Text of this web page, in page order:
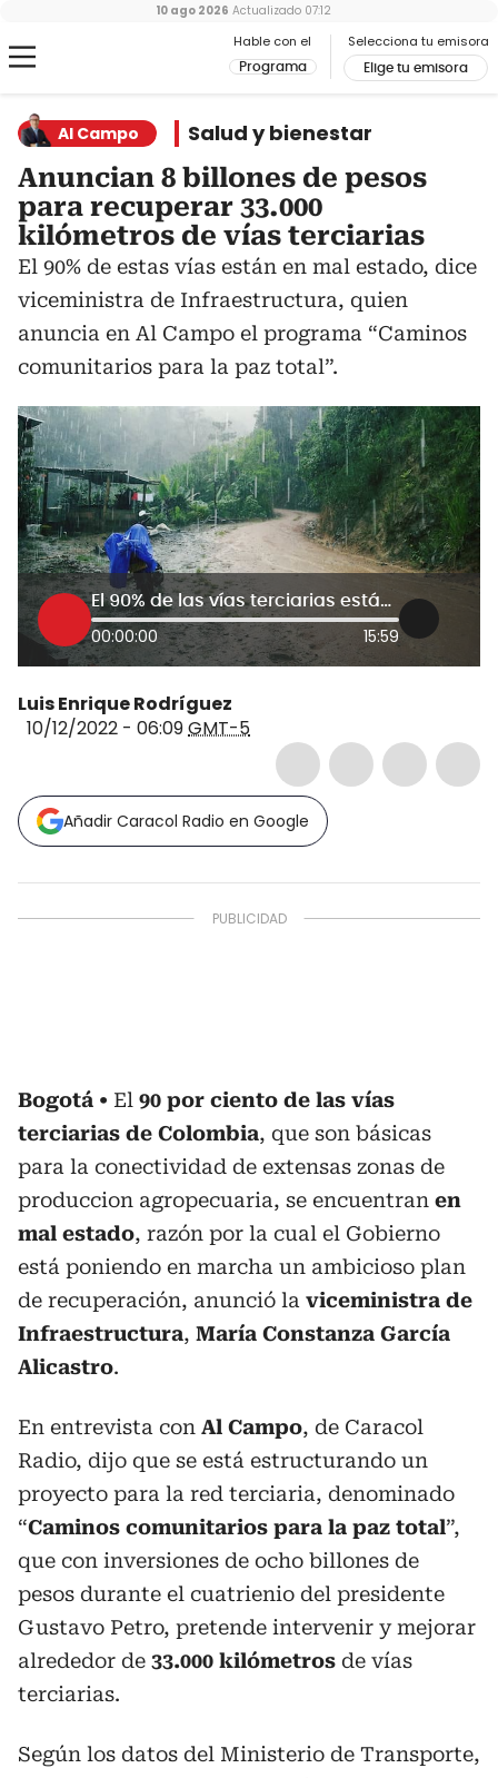
Hable con el
Programa
Selecciona tu emisora
Elige tu emisora
10 ago 2026 Actualizado 07:12
Al Campo Salud y bienestar
Anuncian 8 billones de pesos
para recuperar 33.000
kilómetros de vías terciarias
El 90% de estas vías están en mal estado, dice
viceministra de Infraestructura, quien
anuncia en Al Campo el programa “Caminos
comunitarios para la paz total”.
El 90% de las vías terciarias están en mal estado. Gobierno anuncia millonarios recursos
00:00:00 15:59
Luis Enrique Rodríguez
10/12/2022 - 06:09GMT-5
Añadir Caracol Radio en Google
Bogotá El 90 por ciento de las vías
terciarias de Colombia, que son básicas
para la conectividad de extensas zonas de
produccion agropecuaria, se encuentran en
mal estado, razón por la cual el Gobierno
está poniendo en marcha un ambicioso plan
de recuperación, anunció la viceministra de
Infraestructura, María Constanza García
Alicastro.
En entrevista con Al Campo, de Caracol
Radio, dijo que se está estructurando un
proyecto para la red terciaria, denominado
“Caminos comunitarios para la paz total”,
que con inversiones de ocho billones de
pesos durante el cuatrienio del presidente
Gustavo Petro, pretende intervenir y mejorar
alrededor de 33.000 kilómetros de vías
terciarias.
Según los datos del Ministerio de Transporte,